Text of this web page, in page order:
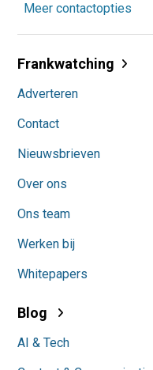
Meer contactopties
Frankwatching
Adverteren
Contact
Nieuwsbrieven
Over ons
Ons team
Werken bij
Whitepapers
Blog
AI & Tech